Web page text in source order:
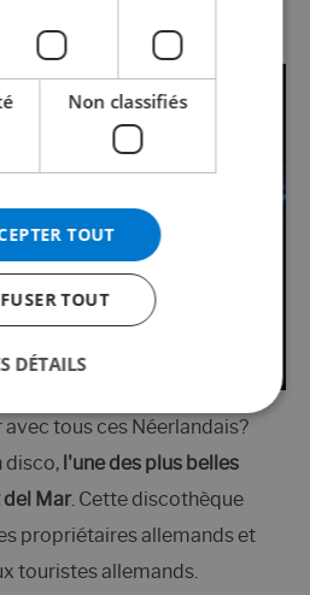
tous ces Néerlandais?
disco, l'une des plus belles
Mar. Cette discothèque
propriétaires allemands et
touristes allemands.
Non classifiés
TOUT
TOUT
DÉTAILS